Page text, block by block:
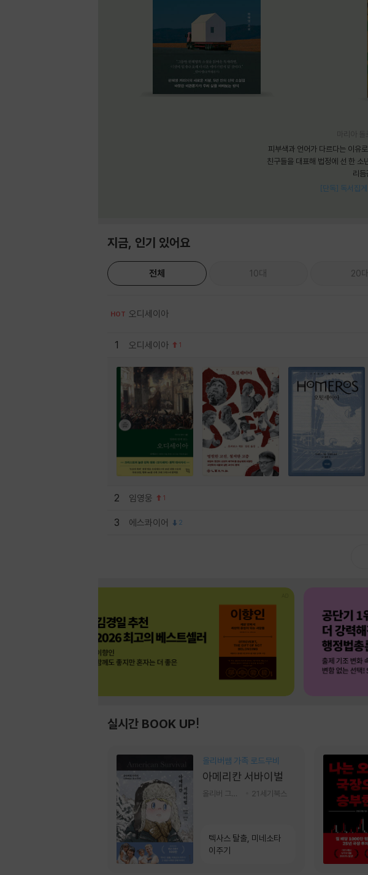
피부색과 언어가 다르다는 이유
친구들을 대표해 법정에 선 한 소
리
[단독] 독서집
지금, 인기 있어요
전체 10대 20대
HOT 오디세이아
1 오디세이아 1
2 임영웅 1
3 에스콰이어 2
실시간 BOOK UP!
올리버쌤 가족 로드무비
아메리칸 서바이벌
21세기북스
텍사스 탈출, 미네소타
이주기